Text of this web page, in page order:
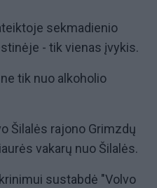
sekmadienio
- tik vienas įvykis.
tik nuo alkoholio
Šilalės rajono Grimzdų
vakarų nuo Šilalės.
sustabdė "Volvo